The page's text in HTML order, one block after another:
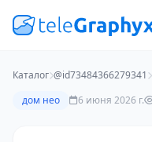
Каталог @id73484366279341
дом нео
6 июня 2026 г.